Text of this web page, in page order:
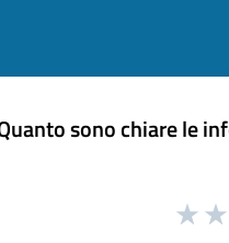
sono chiare le